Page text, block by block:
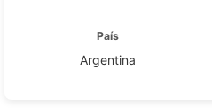
País
Argentina